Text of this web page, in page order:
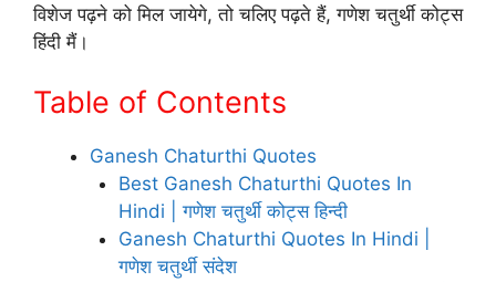
विशेज पढ़ने को मिल जायेगे, तो चलिए पढ़ते हैं, गणेश चतुर्थी कोट्स
हिंदी मैं।
Table of Contents
Ganesh Chaturthi Quotes
Best Ganesh Chaturthi Quotes In
Hindi | गणेश चतुर्थी कोट्स हिन्दी
Ganesh Chaturthi Quotes In Hindi |
गणेश चतुर्थी संदेश